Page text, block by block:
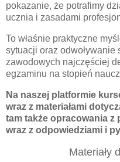
pokazanie, że potrafimy
ucznia i zasadami
To właśnie praktyczne
sytuacji oraz odwoływanie
zawodowych najczęściej
egzaminu na stopień
Na naszej platformie
wraz z materiałami
tam także opracowania z
wraz z odpowiedziami i
Materiały